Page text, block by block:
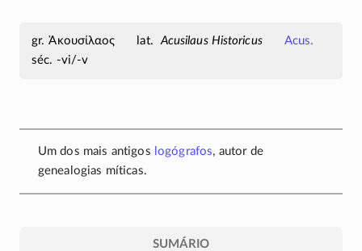
Ἀκουσίλαος Acusilaus Historicus
Acus.
séc. -vi/-v
Um dos mais antigos logógrafos, autor de
genealogias míticas.
SUMÁRIO